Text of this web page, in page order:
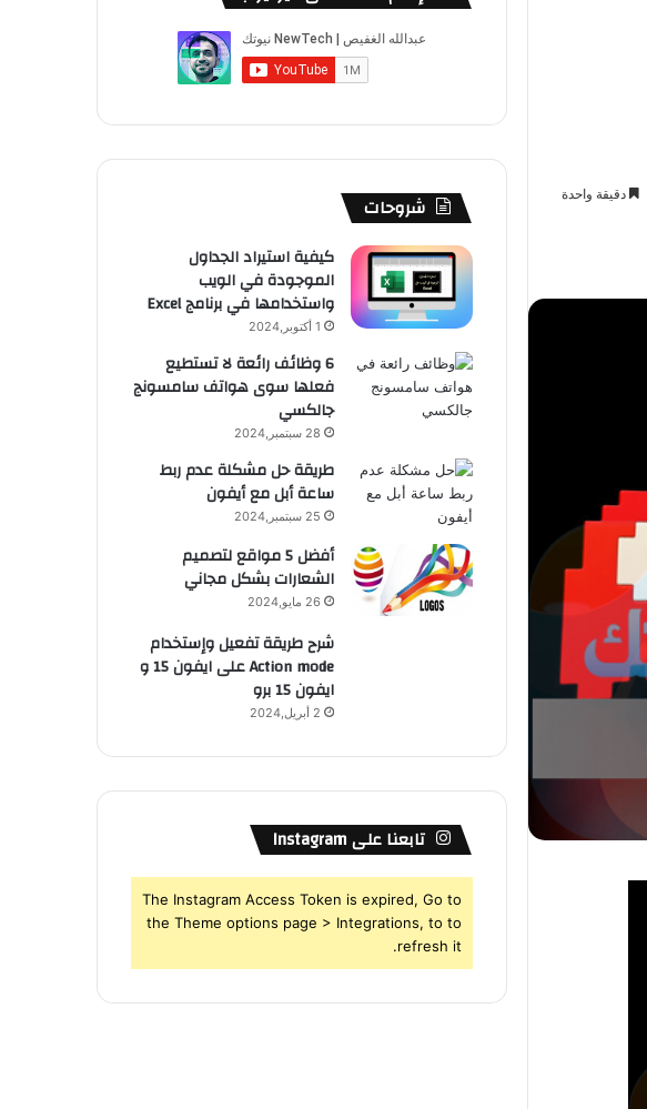
دقيقة واحدة
T
e
ق
ت
ر
S
شروحات
كيفية استيراد الجداول
الموجودة في الويب
واستخدامها في برنامج Excel
1 أكتوبر,2024
6 وظائف رائعة لا تستطيع
فعلها سوى هواتف سامسونج
جالكسي
28 سبتمبر,2024
طريقة حل مشكلة عدم ربط
ساعة أبل مع أيفون
25 سبتمبر,2024
أفضل 5 مواقع لتصميم
الشعارات بشكل مجاني
26 مايو,2024
شرح طريقة تفعيل وإستخدام
Action mode على ايفون 15 و
ايفون 15 برو
2 أبريل,2024
تابعنا على Instagram
The Instagram Access Token is expired, Go to
the Theme options page > Integrations, to to
refresh it.